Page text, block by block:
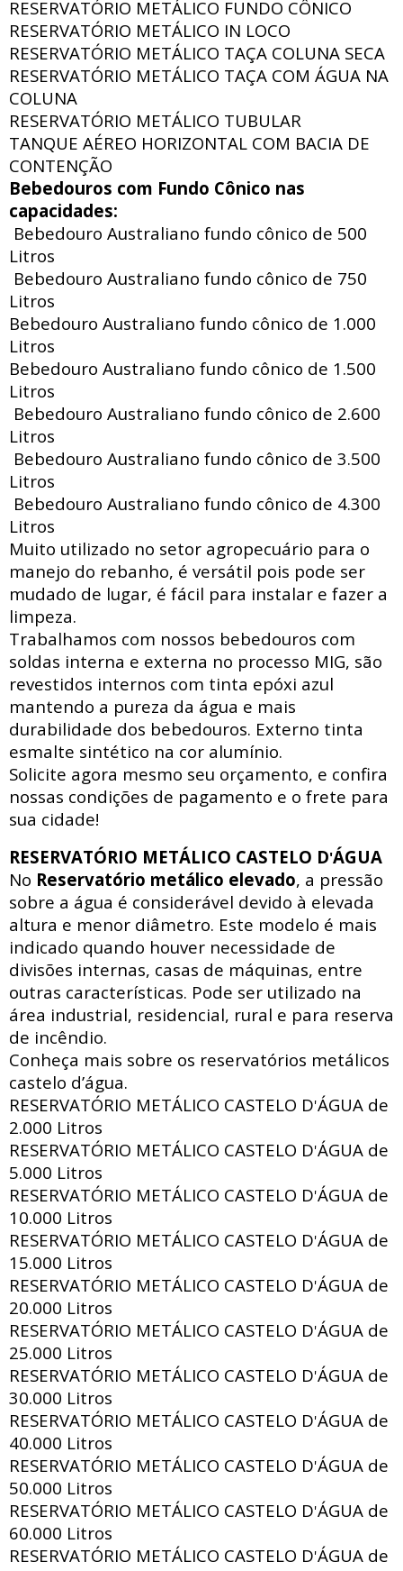
RESERVATÓRIO METÁLICO FUNDO CÔNICO
RESERVATÓRIO METÁLICO IN LOCO
RESERVATÓRIO METÁLICO TAÇA COLUNA SECA
RESERVATÓRIO METÁLICO TAÇA COM ÁGUA NA
COLUNA
RESERVATÓRIO METÁLICO TUBULAR
TANQUE AÉREO HORIZONTAL COM BACIA DE
CONTENÇÃO
Bebedouros com Fundo Cônico nas
capacidades:
Bebedouro Australiano fundo cônico de 500
Litros
Bebedouro Australiano fundo cônico de 750
Litros
Bebedouro Australiano fundo cônico de 1.000
Litros
Bebedouro Australiano fundo cônico de 1.500
Litros
Bebedouro Australiano fundo cônico de 2.600
Litros
Bebedouro Australiano fundo cônico de 3.500
Litros
Bebedouro Australiano fundo cônico de 4.300
Litros
Muito utilizado no setor agropecuário para o
manejo do rebanho, é versátil pois pode ser
mudado de lugar, é fácil para instalar e fazer a
limpeza.
Trabalhamos com nossos bebedouros com
soldas interna e externa no processo MIG, são
revestidos internos com tinta epóxi azul
mantendo a pureza da água e mais
durabilidade dos bebedouros. Externo tinta
esmalte sintético na cor alumínio.
Solicite agora mesmo seu orçamento, e confira
nossas condições de pagamento e o frete para
sua cidade!
RESERVATÓRIO METÁLICO CASTELO D'ÁGUA
No Reservatório metálico elevado, a pressão
sobre a água é considerável devido à elevada
altura e menor diâmetro. Este modelo é mais
indicado quando houver necessidade de
divisões internas, casas de máquinas, entre
outras características. Pode ser utilizado na
área industrial, residencial, rural e para reserva
de incêndio.
Conheça mais sobre os reservatórios metálicos
castelo d’água.
RESERVATÓRIO METÁLICO CASTELO D'ÁGUA de
2.000 Litros
RESERVATÓRIO METÁLICO CASTELO D'ÁGUA de
5.000 Litros
RESERVATÓRIO METÁLICO CASTELO D'ÁGUA de
10.000 Litros
RESERVATÓRIO METÁLICO CASTELO D'ÁGUA de
15.000 Litros
RESERVATÓRIO METÁLICO CASTELO D'ÁGUA de
20.000 Litros
RESERVATÓRIO METÁLICO CASTELO D'ÁGUA de
25.000 Litros
RESERVATÓRIO METÁLICO CASTELO D'ÁGUA de
30.000 Litros
RESERVATÓRIO METÁLICO CASTELO D'ÁGUA de
40.000 Litros
RESERVATÓRIO METÁLICO CASTELO D'ÁGUA de
50.000 Litros
RESERVATÓRIO METÁLICO CASTELO D'ÁGUA de
60.000 Litros
RESERVATÓRIO METÁLICO CASTELO D'ÁGUA de